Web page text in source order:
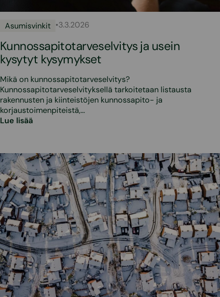
Asumisvinkit •3.3.2026
Kunnossapitotarveselvitys ja usein
kysytyt kysymykset
Mikä on kunnossapitotarveselvitys?
Kunnossapitotarveselvityksellä tarkoitetaan listausta
rakennusten ja kiinteistöjen kunnossapito- ja
korjaustoimenpiteistä,…
Lue lisää